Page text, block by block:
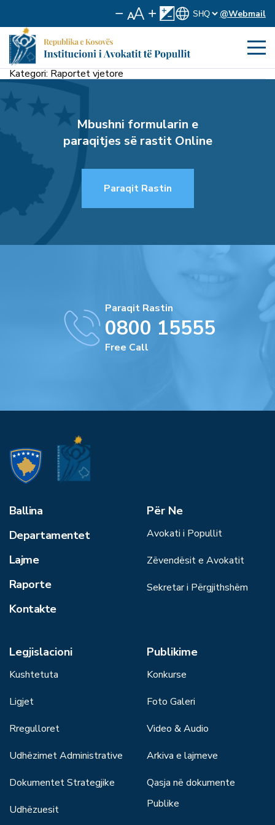
@Webmail
Kategori: Raportet vjetore
Mbushni formularin e
paraqitjes së rastit Online
Paraqit Rastin
Paraqit Rastin
0800 15555
Free Call
Ballina
Departamentet
Lajme
Raporte
Kontakte
Për Ne
Avokati i Popullit
Zëvendësit e Avokatit
Sekretar i Përgjithshëm
Legjislacioni
Kushtetuta
Ligjet
Rregulloret
Udhëzimet Administrative
Dokumentet Strategjike
Udhëzuesit
Publikime
Konkurse
Foto Galeri
Video & Audio
Arkiva e lajmeve
Qasja në dokumente
Publike